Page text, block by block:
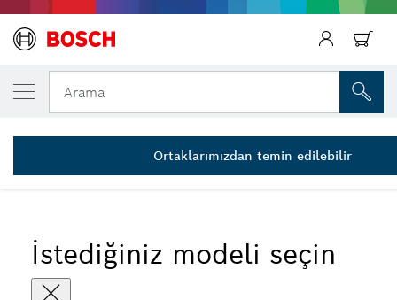
Arama
...
Extra Hard HSS Metal Delme ve Vidalama Ucu Setleri, 20
İstediğiniz modeli seçin
SEÇTIĞINIZ MODEL
20 parçalı Drill&Drive vidalama ucu seti
2 607 002 786
Ortaklarımızdan temin edilebilir